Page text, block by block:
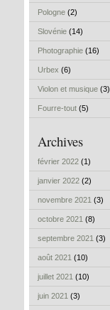
Pologne (2)
Slovénie (14)
Photographie (16)
Urbex (6)
Violon et musique (3)
Fourre-tout (5)
Archives
février 2022 (1)
janvier 2022 (2)
novembre 2021 (3)
octobre 2021 (8)
septembre 2021 (3)
août 2021 (10)
juillet 2021 (10)
juin 2021 (3)